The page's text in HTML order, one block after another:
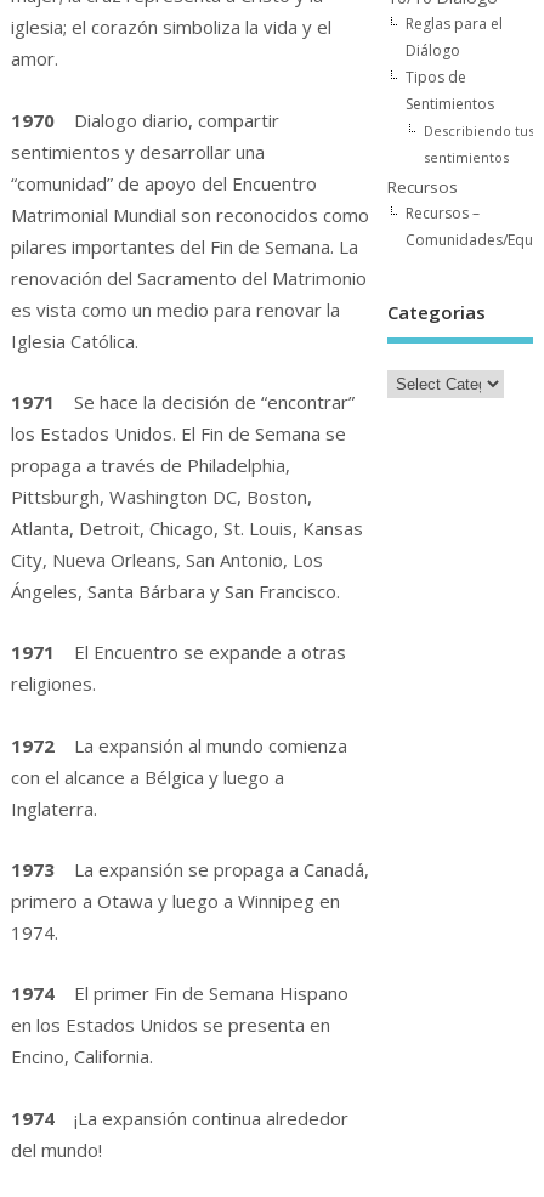
iglesia; el corazón simboliza la vida y el
amor.
1970
Dialogo diario, compartir
sentimientos y desarrollar una
“comunidad” de apoyo del Encuentro
Matrimonial Mundial son reconocidos como
pilares importantes del Fin de Semana. La
renovación del Sacramento del Matrimonio
es vista como un medio para renovar la
Iglesia Católica.
1971
Se hace la decisión de “encontrar”
los Estados Unidos. El Fin de Semana se
propaga a través de Philadelphia,
Pittsburgh, Washington DC, Boston,
Atlanta, Detroit, Chicago, St. Louis, Kansas
City, Nueva Orleans, San Antonio, Los
Ángeles, Santa Bárbara y San Francisco.
1971
El Encuentro se expande a otras
religiones.
1972La expansión al mundo comienza
con el alcance a Bélgica y luego a
Inglaterra.
1973La expansión se propaga a Canadá,
primero a Otawa y luego a Winnipeg en
1974.
1974El primer Fin de Semana Hispano
en los Estados Unidos se presenta en
Encino, California.
1974¡La expansión continua alrededor
del mundo!
Reglas para el
Diálogo
Tipos de
Sentimientos
Describiendo tus
sentimientos
Recursos
Recursos –
Comunidades/
Categorias